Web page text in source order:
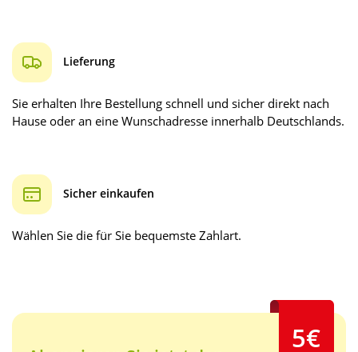
Lieferung
Sie erhalten Ihre Bestellung schnell und sicher direkt nach
Hause oder an eine Wunschadresse innerhalb Deutschlands.
Sicher einkaufen
Wählen Sie die für Sie bequemste Zahlart.
5€